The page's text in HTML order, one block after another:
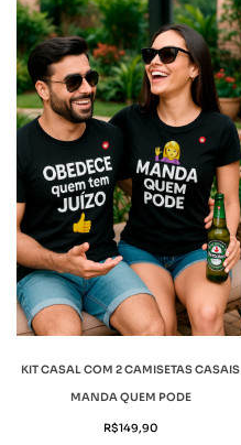
KIT CASAL COM 2 CAMISETAS CASAIS
MANDA QUEM PODE
R$149,90